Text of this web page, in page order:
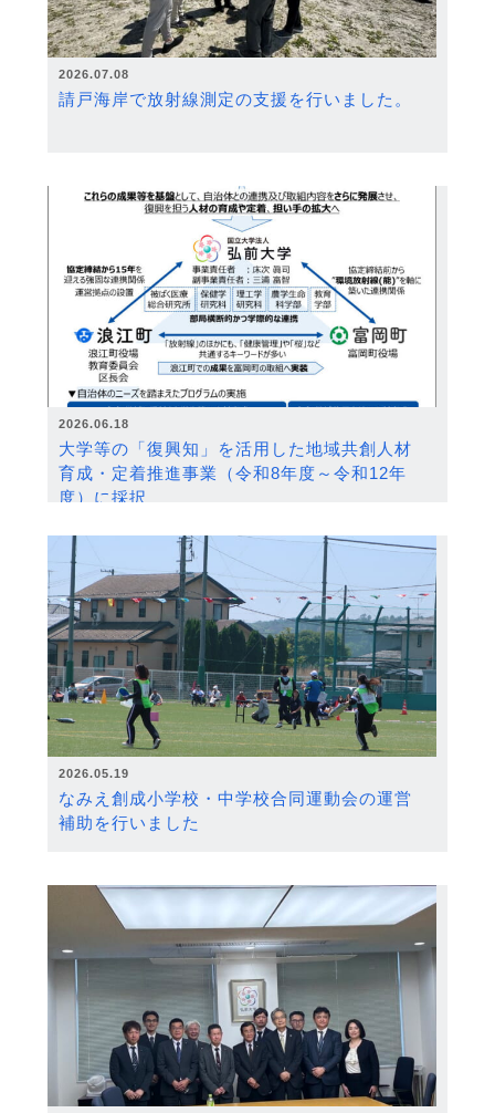
2026.07.08
請戸海岸で放射線測定の支援を行いました。
2026.06.18
大学等の「復興知」を活用した地域共創人材
育成・定着推進事業（令和8年度～令和12年
度）に採択
2026.05.19
なみえ創成小学校・中学校合同運動会の運営
補助を行いました